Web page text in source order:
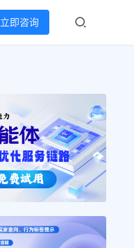
立即咨询